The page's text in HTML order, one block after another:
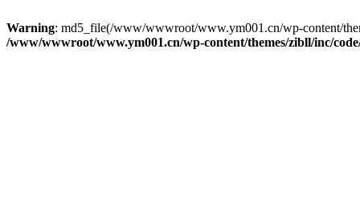
Warning: md5_file(/www/wwwroot/www.ym001.cn/wp-content/
/www/wwwroot/www.ym001.cn/wp-content/themes/zibll/inc/